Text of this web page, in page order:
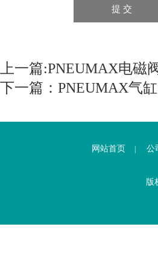
上一篇:PNEUMAX电磁
下一篇： PNEUMAX气
网站首页 公
版